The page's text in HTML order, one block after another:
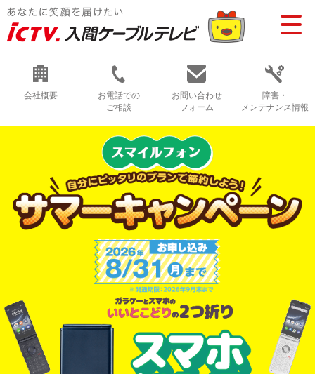
会社概要
お電話での
ご相談
お問い合わせ
フォーム
障害・
メンテナンス情報